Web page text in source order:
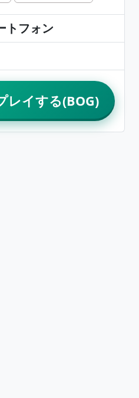
トフォン
レイする(BOG)